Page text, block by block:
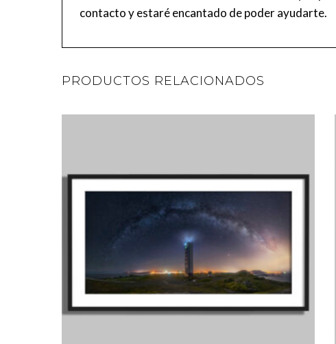
contactoy estaré encantado de poder ayudarte.
PRODUCTOS RELACIONADOS